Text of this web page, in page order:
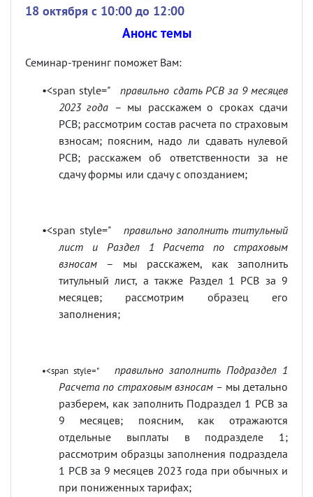
18 октября c 10:00 до 12:00
Анонс темы
Семинар-тренинг поможет Вам:
•<span style="правильно сдать РСВ за 9 месяцев
2023 года – мы расскажем о сроках сдачи
РСВ; рассмотрим состав расчета по страховым
взносам; поясним, надо ли сдавать нулевой
РСВ; расскажем об ответственности за не
сдачу формы или сдачу с опозданием;
•<span style=" правильно заполнить титульный
лист и Раздел 1 Расчета по страховым
взносам – мы расскажем, как заполнить
титульный лист, а также Раздел 1 РСВ за 9
месяцев; рассмотрим образец его
заполнения;
•<span style=" правильно заполнить Подраздел 1
Расчета по страховым взносам – мы детально
разберем, как заполнить Подраздел 1 РСВ за
9 месяцев; поясним, как отражаются
отдельные выплаты в подразделе 1;
рассмотрим образцы заполнения подраздела
1 РСВ за 9 месяцев 2023 года при обычных и
при пониженных тарифах;